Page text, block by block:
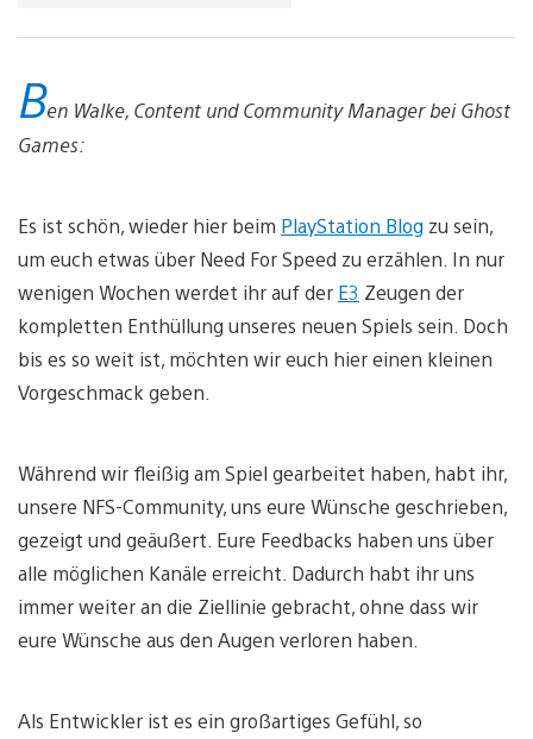
Ben Walke, Content und Community Manager bei Ghost
Games:
Es ist schön, wieder hier beim PlayStation Blog zu sein,
um euch etwas über Need For Speed zu erzählen. In nur
wenigen Wochen werdet ihr auf der E3 Zeugen der
kompletten Enthüllung unseres neuen Spiels sein. Doch
bis es so weit ist, möchten wir euch hier einen kleinen
Vorgeschmack geben.
Während wir fleißig am Spiel gearbeitet haben, habt ihr,
unsere NFS-Community, uns eure Wünsche geschrieben,
gezeigt und geäußert. Eure Feedbacks haben uns über
alle möglichen Kanäle erreicht. Dadurch habt ihr uns
immer weiter an die Ziellinie gebracht, ohne dass wir
eure Wünsche aus den Augen verloren haben.
Als Entwickler ist es ein großartiges Gefühl, so